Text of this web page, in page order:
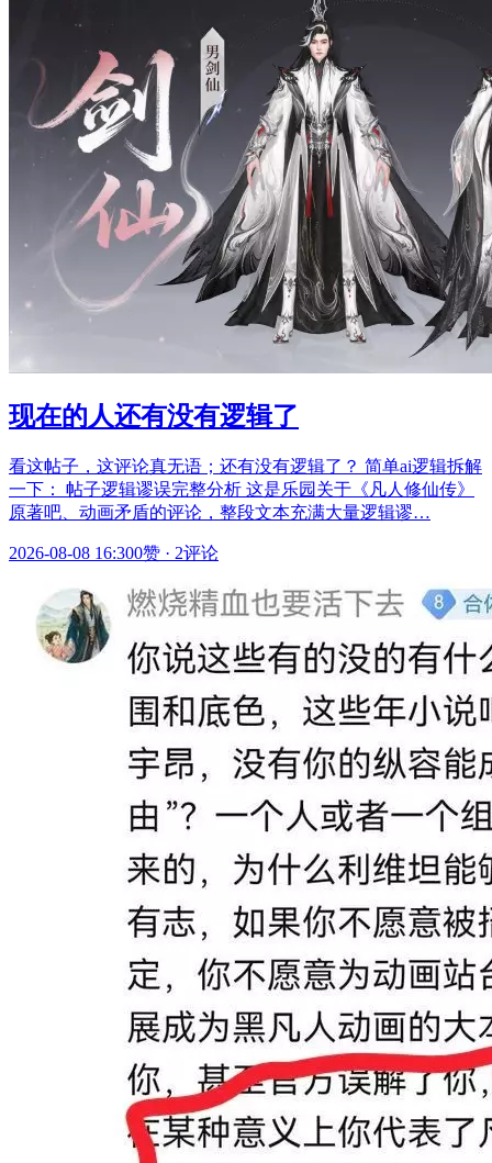
现在的人还有没有逻辑了
看这帖子，这评论真无语；还有没有逻辑了？ 简单ai逻辑拆解
一下： 帖子逻辑谬误完整分析 这是乐园关于《凡人修仙传》
原著吧、动画矛盾的评论，整段文本充满大量逻辑谬…
2026-08-08 16:300赞 · 2评论